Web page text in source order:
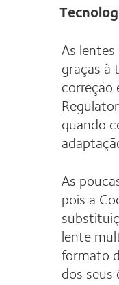
As
graças à
correção
quando
As
pois a
lente
formato
dos